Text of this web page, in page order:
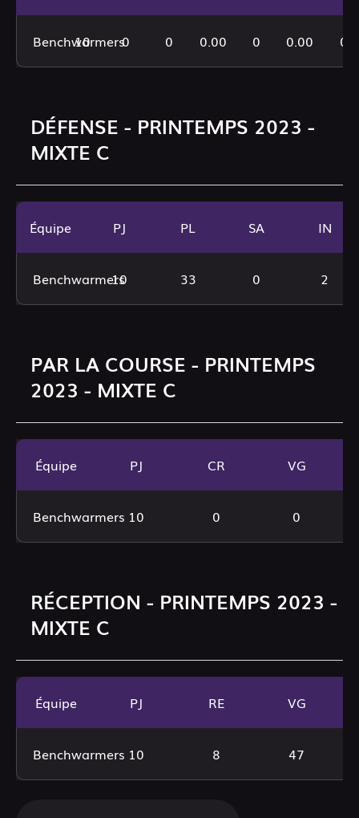
Benchwarmers
10 0 0 0.00 0 0.00 0
DÉFENSE - PRINTEMPS 2023 -
MIXTE C
Équipe PJ PL SA IN
Benchwarmers
10 33 0 2
PAR LA COURSE - PRINTEMPS
2023 - MIXTE C
Équipe PJ CR VG
Benchwarmers 10 0 0
RÉCEPTION - PRINTEMPS 2023 -
MIXTE C
Équipe PJ RE VG
Benchwarmers 10 8 47